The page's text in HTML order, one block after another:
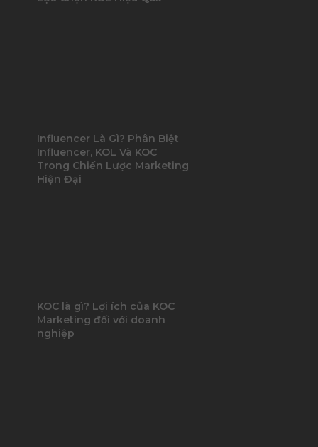
Influencer Là Gì? Phân Biệt
Influencer, KOL Và KOC
Trong Chiến Lược Marketing
Hiện Đại
KOC là gì? Lợi ích của KOC
Marketing đối với doanh
nghiệp